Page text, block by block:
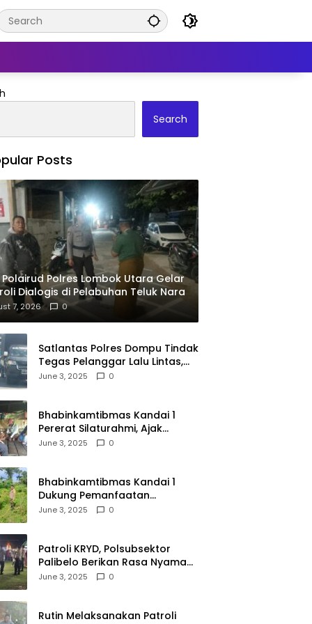
Search
Posts
Polairud Polres Lombok Utara Gelar
Dialogis di Pelabuhan Teluk Nara
7, 2026 0
Satlantas Polres Dompu Tindak
Tegas Pelanggar Lalu Lintas,
Mobil Bodong, dan Kendaraan
June 3, 2025 0
Bhabinkamtibmas Kandai 1
Pererat Silaturahmi, Ajak
Warga Jaga Keamanan
June 3, 2025 0
Bhabinkamtibmas Kandai 1
Dukung Pemanfaatan
Pekarangan untuk Ketahanan
June 3, 2025 0
Patroli KRYD, Polsubsektor
Palibelo Berikan Rasa Nyaman
Bagi Masyarakat dan
June 3, 2025 0
Rutin Melaksanakan Patroli